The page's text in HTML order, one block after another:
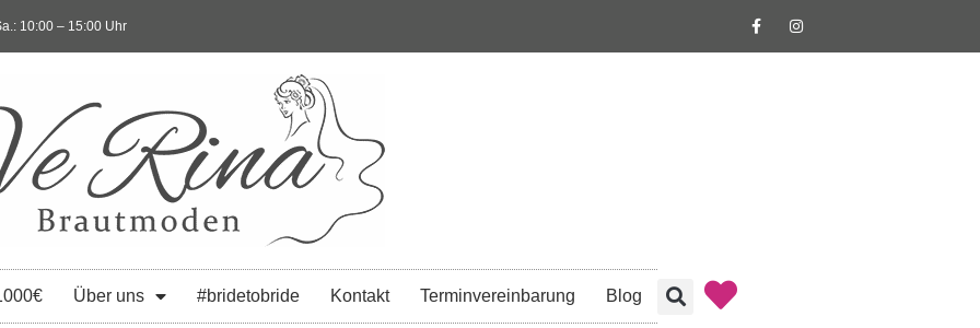
10:00 – 15:00 Uhr
Über uns #bridetobride Kontakt Terminvereinbarung Blog